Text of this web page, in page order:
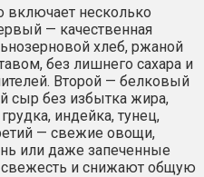
включает несколько
— качественная
хлеб, ржаной
без лишнего сахара и
Второй — белковый
сыр без избытка жира,
индейка, тунец,
— свежие овощи,
или даже запеченные
и снижают общую